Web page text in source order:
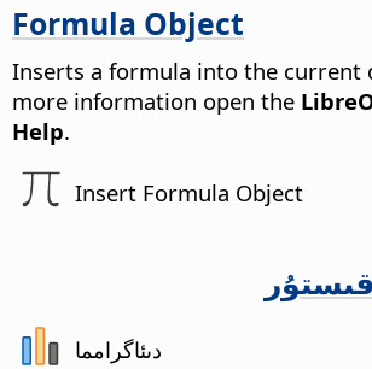
Formula Object
Inserts a formula into the current
more information open the
Help.
Insert Formula Object
دىئاگرامما